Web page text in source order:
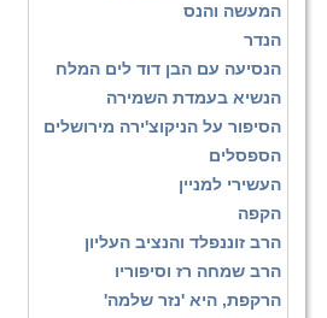
המעשה והנס
הנדר
הנסיעה עם הבן דוד לים המלח
הנשיא בעמדת השמירה
הסיפור על הניקוצ'ירה מירושלים
הספסלים
העשירי למניין
הקפה
הרב זוננפלד והנציב העליון
הרב שמחה רז וסיפוריו
הרקפת, היא 'נזר שלמה'